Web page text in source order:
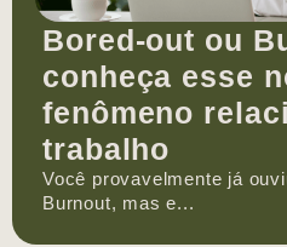
Bored-out ou
conheça esse
fenômeno
trabalho
Você provavelmente já
Burnout, mas e...